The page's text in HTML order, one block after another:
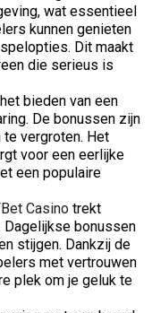
wat essentieel
kunnen genieten
Dit maakt
die serieus is
bieden van een
De bonussen zijn
vergroten. Het
voor een eerlijke
een populaire
Casino trekt
Dagelijkse bonussen
stijgen. Dankzij de
met vertrouwen
plek om je geluk te